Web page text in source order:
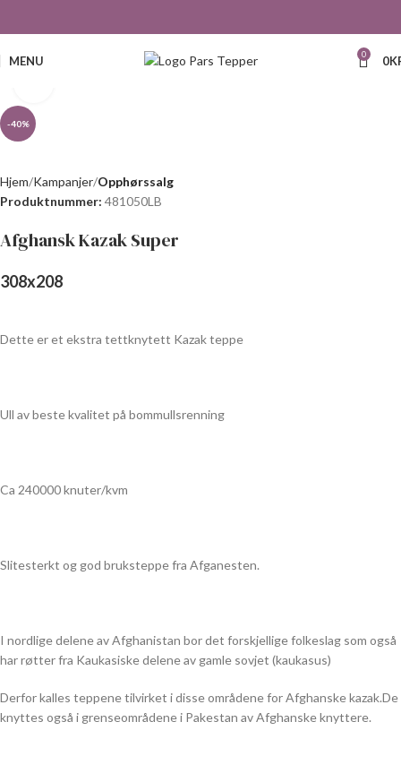
MENU 0 0
-40%
Hjem Kampanjer Opphørssalg
Produktnummer: 481050LB
Afghansk Kazak Super
308x208
Dette er et ekstra tettknytett Kazak teppe
Ull av beste kvalitet på bommullsrenning
Ca 240000 knuter/kvm
Slitesterkt og god bruksteppe fra Afganesten.
I nordlige delene av Afghanistan bor det forskjellige folkeslag som også
har røtter fra Kaukasiske delene av gamle sovjet (kaukasus)
Derfor kalles teppene tilvirket i disse områdene for Afghanske kazak.De
knyttes også i grenseområdene i Pakestan av Afghanske knyttere.